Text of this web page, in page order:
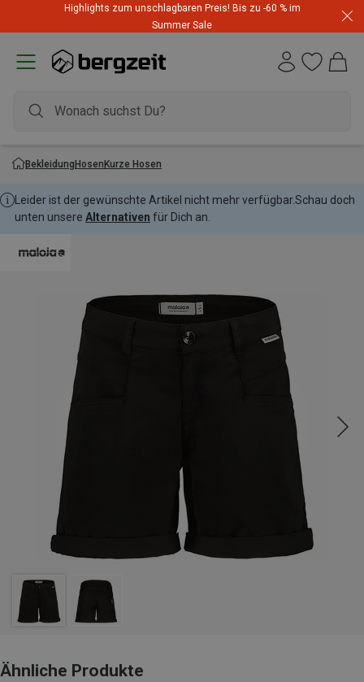
Highlights zum unschlagbaren Preis! Bis zu -60 % im
Summer Sale
BekleidungHosenKurze Hosen
Leider ist der gewünschte Artikel nicht mehr verfügbar.Schau doch
unten unsere Alternativen für Dich an.
Ähnliche Produkte